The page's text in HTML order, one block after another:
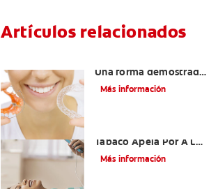
Artículos relacionados
Una forma demostrada
para mantener una
Más información
Tabaco Apela Por A La
Juventud
Más información